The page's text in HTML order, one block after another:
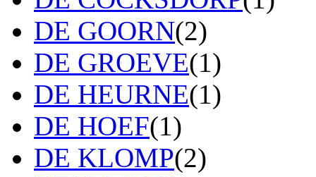
DE GOORN(2)
DE GROEVE(1)
DE HEURNE(1)
DE HOEF(1)
DE KLOMP(2)